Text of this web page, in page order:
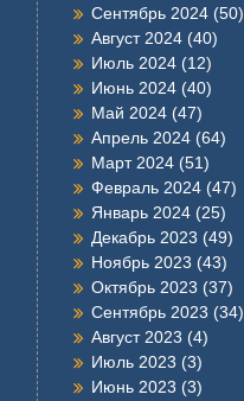
Сентябрь 2024 (50)
Август 2024 (40)
Июль 2024 (12)
Июнь 2024 (40)
Май 2024 (47)
Апрель 2024 (64)
Март 2024 (51)
Февраль 2024 (47)
Январь 2024 (25)
Декабрь 2023 (49)
Ноябрь 2023 (43)
Октябрь 2023 (37)
Сентябрь 2023 (34)
Август 2023 (4)
Июль 2023 (3)
Июнь 2023 (3)